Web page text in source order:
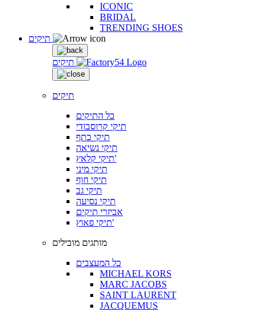
ICONIC
BRIDAL
TRENDING SHOES
תיקים
תיקים
כל התיקים
תיקי קרוסבודי
תיקי כתף
תיקי נשיאה
תיקי קלאץ'
תיקי מיני
תיקי חוף
תיקי גב
תיקי נסיעה
אביזרי תיקים
תיקי פאוץ'
מותגים מובילים
כל המעצבים
MICHAEL KORS
MARC JACOBS
SAINT LAURENT
JACQUEMUS